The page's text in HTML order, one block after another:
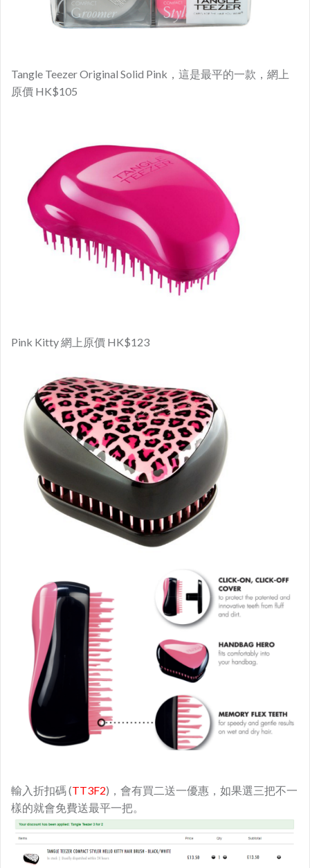
Tangle Teezer Original Solid Pink，這是最平的一款，網上
原價 HK$105
Pink Kitty 網上原價 HK$123
輸入折扣碼 (TT3F2)，會有買二送一優惠，如果選三把不一
樣的就會免費送最平一把。